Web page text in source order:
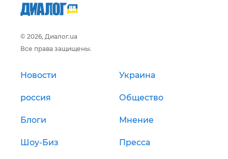
© 2026, Диалог.ua
Все права защищены.
Новости Украина
россия Общество
Блоги Мнение
Шоу-Биз Пресса